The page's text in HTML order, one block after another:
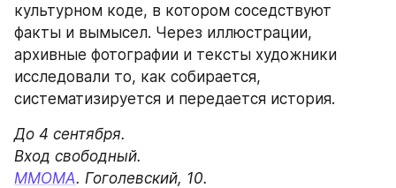
культурном коде, в котором соседствуют
факты и вымысел. Через иллюстрации,
архивные фотографии и тексты художники
исследовали то, как собирается,
систематизируется и передается история.
До 4 сентября.
ММОМА. Гоголевский, 10.